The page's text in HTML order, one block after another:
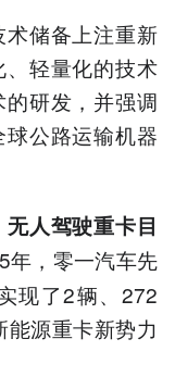
储备上注重新
轻量化的技术
研发，并强调
公路运输机器
人驾驶重卡目
，零一汽车先
现了2辆、272
源重卡新势力